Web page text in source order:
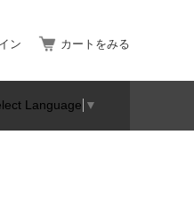
ン カートをみる
Language ▼